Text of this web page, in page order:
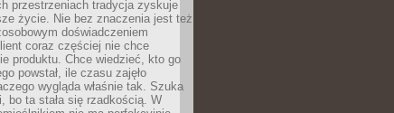
przestrzeniach tradycja zyskuje
życie. Nie bez znaczenia jest też
doświadczeniem
coraz częściej nie chce
produktu. Chce wiedzieć, kto go
powstał, ile czasu zajęło
wygląda właśnie tak. Szuka
bo ta stała się rzadkością. W